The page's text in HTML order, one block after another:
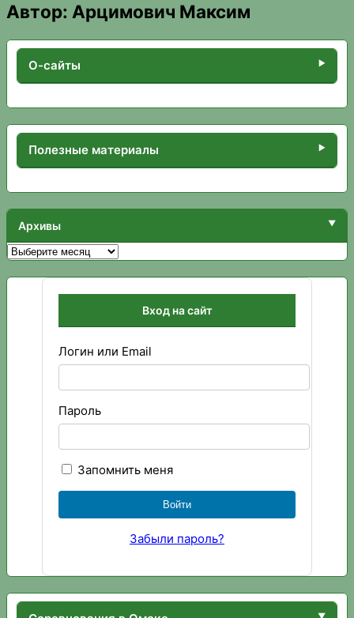
Автор: Арцимович Максим
О-сайты
Полезные материалы
Архивы
Архивы
Вход на сайт
Логин или Email
Пароль
Запомнить меня
Забыли пароль?